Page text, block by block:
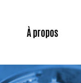
À propos